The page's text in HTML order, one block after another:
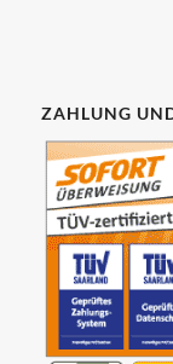
ZAHLUNG